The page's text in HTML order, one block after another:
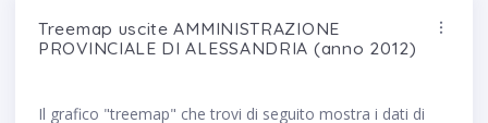
Treemap uscite AMMINISTRAZIONE
PROVINCIALE DI ALESSANDRIA (anno 2012)
Il grafico "treemap" che trovi di seguito mostra i dati di